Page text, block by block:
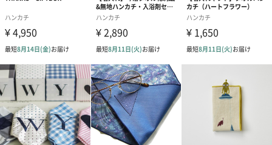
あり（280円）
メッセージカード（通常・写真・グリーティング）